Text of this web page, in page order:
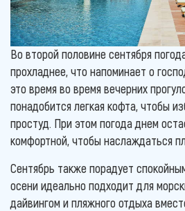
Во второй половине сентября
прохладнее, что напоминает о
это время во время вечерних
понадобится легкая кофта, чтобы
простуд. При этом погода днем
комфортной, чтобы наслаждаться
Сентябрь также порадует
осени идеально подходит для
дайвингом и пляжного отдыха